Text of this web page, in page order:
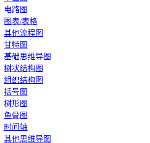
电路图
图表/表格
其他流程图
甘特图
基础思维导图
树状结构图
组织结构图
括号图
树形图
鱼骨图
时间轴
其他思维导图